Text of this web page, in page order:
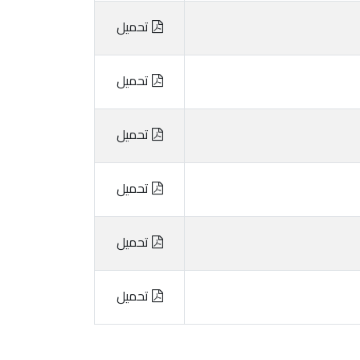
تحميل
تحميل
تحميل
تحميل
تحميل
تحميل